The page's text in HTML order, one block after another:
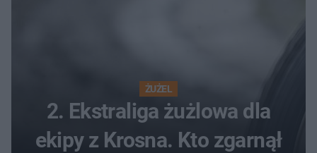
ŻUŻEL
2. Ekstraliga żużlowa dla
ekipy z Krosna. Kto zgarnął